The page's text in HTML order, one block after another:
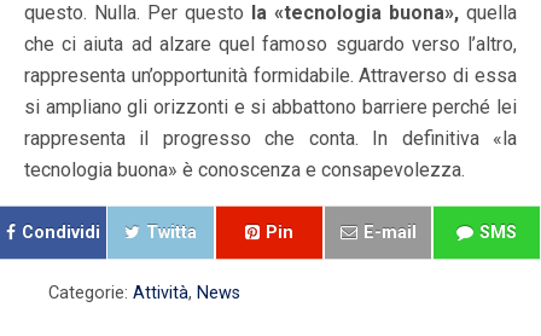
questo. Nulla. Per questo
la «tecnologia buona», quella
che ci aiuta ad alzare quel famoso sguardo verso l’altro,
rappresenta un’opportunità formidabile. Attraverso di essa
si ampliano gli orizzonti e si abbattono barriere perché lei
rappresenta il progresso che conta. In definitiva «la
tecnologia buona» è conoscenza e consapevolezza.
Condividi Twitta Pin E-mail SMS
Categorie: Attività, News